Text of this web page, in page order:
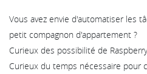
Vous avez envie d'automatiser les
petit compagnon d'appartement ?
Curieux des possibilité de
Curieux du temps nécessaire pour